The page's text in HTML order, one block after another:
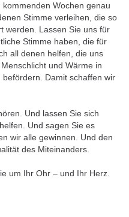
Wochen genau
Stimme verleihen, die so
werden. Lassen Sie uns für
Stimme haben, die für
all denen helfen, die uns
und Wärme in
Damit schaffen wir
Und lassen Sie sich
Und sagen Sie es
wir alle gewinnen. Und den
des Miteinanders.
um Ihr Ohr – und Ihr Herz.